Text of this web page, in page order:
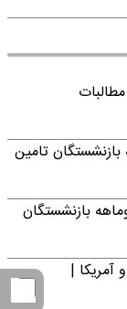
تامین
بازنشستگان
|